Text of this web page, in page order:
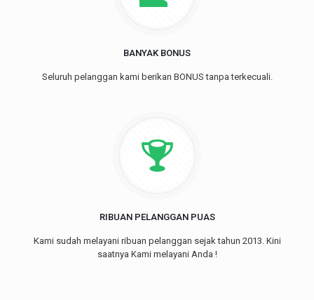
BANYAK BONUS
Seluruh pelanggan kami berikan BONUS tanpa terkecuali.
RIBUAN PELANGGAN PUAS
Kami sudah melayani ribuan pelanggan sejak tahun 2013. Kini
saatnya Kami melayani Anda !